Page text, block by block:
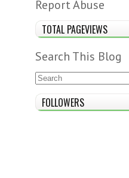
Report Abuse
TOTAL PAGEVIEWS
Search This Blog
FOLLOWERS